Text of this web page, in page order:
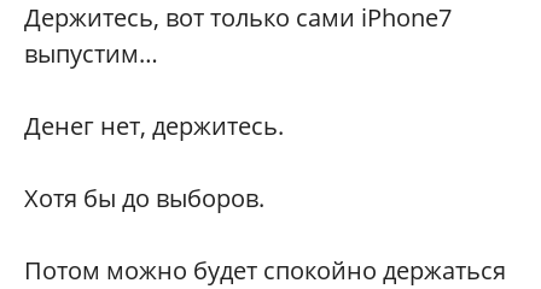
Держитесь, вот только сами iPhone7
выпустим…
Денег нет, держитесь.
Хотя бы до выборов.
Потом можно будет спокойно держаться